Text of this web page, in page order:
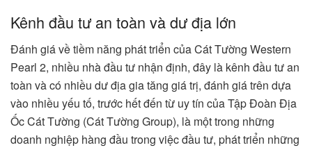
Kênh đầu tư an toàn và dư địa lớn
Đánh giá về tiềm năng phát triển của Cát Tường Western
Pearl 2, nhiều nhà đầu tư nhận định, đây là kênh đầu tư an
toàn và có nhiều dư địa gia tăng giá trị, đánh giá trên dựa
vào nhiều yếu tố, trước hết đến từ uy tín của Tập Đoàn Địa
Ốc Cát Tường (Cát Tường Group), là một trong những
doanh nghiệp hàng đầu trong việc đầu tư, phát triển những